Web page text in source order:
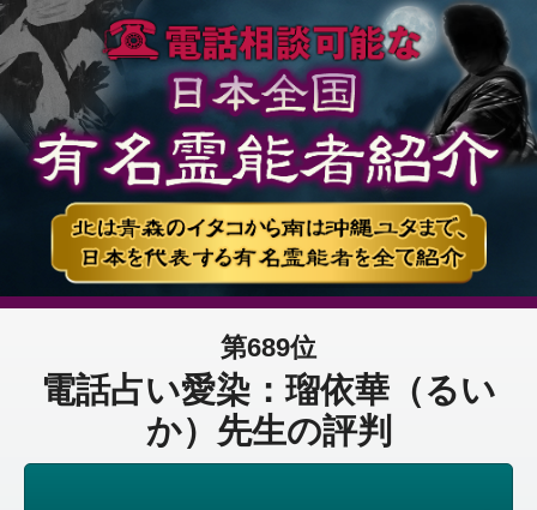
第689位
電話占い愛染：瑠依華（るい
か）先生の評判